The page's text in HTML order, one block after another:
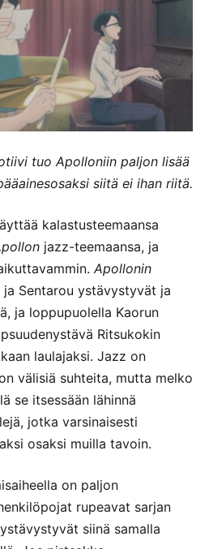
tuo Apolloniin paljon lisää
siitä ei ihan riitä.
kalastusteemaansa
jazz-teemaansa, ja
Apollonin
Sentarou ystävystyvät ja
ja loppupuolella Kaorun
Ritsukokin
laulajaksi. Jazz on
välisiä suhteita, mutta melko
se itsessään lähinnä
jotka varsinaisesti
osaksi muilla tavoin.
on paljon
rupeavat sarjan
siinä samalla